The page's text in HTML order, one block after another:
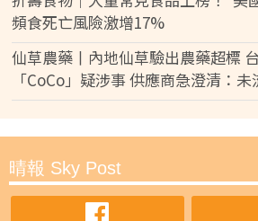
頻食死亡風險激增17%
仙草農藥丨內地仙草驗出農藥超標
「CoCo」疑涉事 供應商急澄清：
晴報 Sky Post